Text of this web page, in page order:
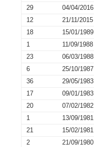
29
04/04/2016
12
21/11/2015
18
15/01/1989
1
11/09/1988
23
06/03/1988
6
25/10/1987
36
29/05/1983
17
09/01/1983
20
07/02/1982
1
13/09/1981
21
15/02/1981
2
21/09/1980